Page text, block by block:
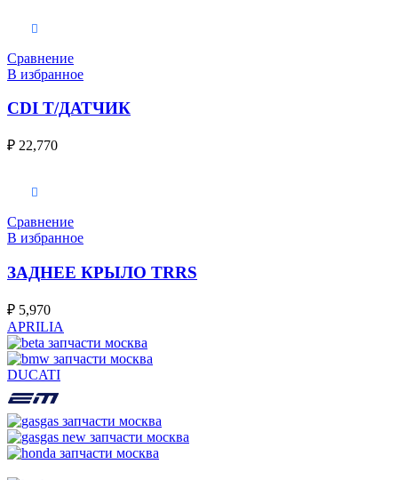
Сравнение
В избранное
CDI Т/ДАТЧИК
₽ 22,770
Сравнение
В избранное
ЗАДНЕЕ КРЫЛО TRRS
₽ 5,970
APRILIA
DUCATI